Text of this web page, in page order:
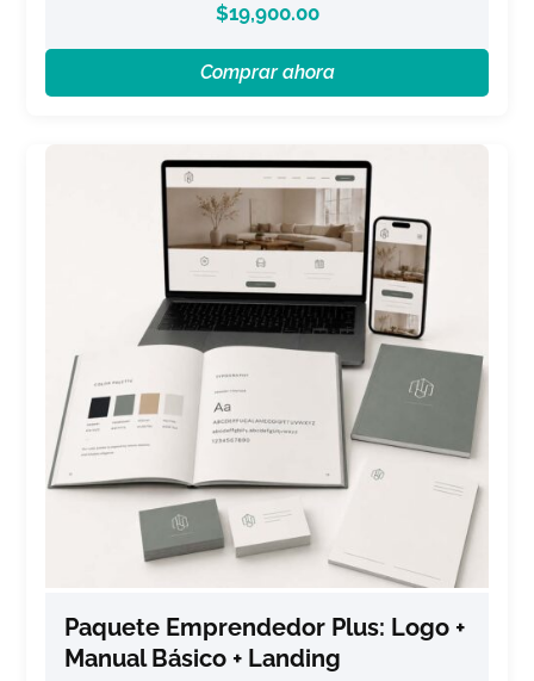
$19,900.00
Comprar ahora
Paquete Emprendedor Plus: Logo +
Manual Básico + Landing